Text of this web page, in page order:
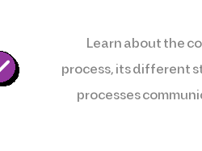
Learn about the
process, its different
processes